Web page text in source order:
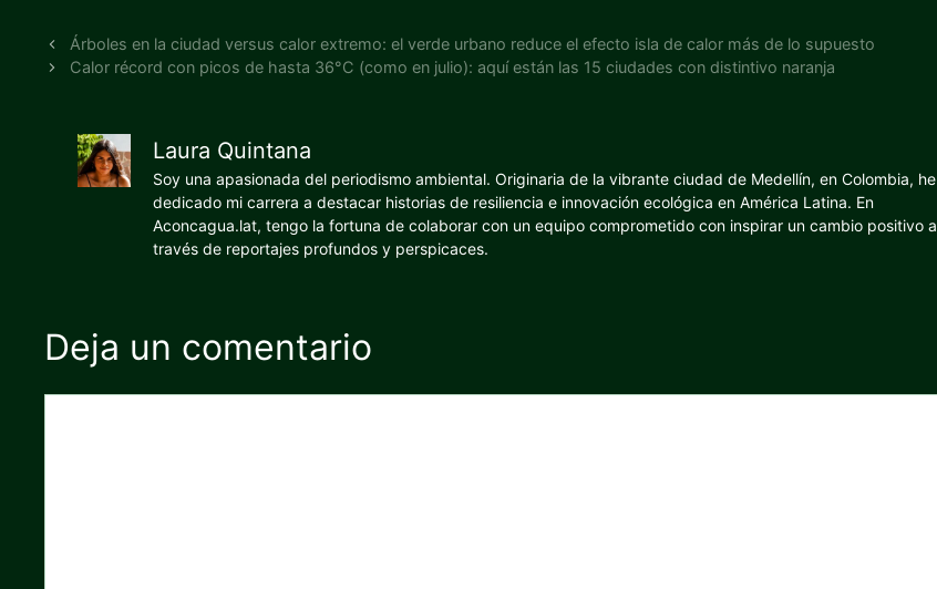
Árboles en la ciudad versus calor extremo: el verde urbano reduce el efecto isla de calor más de lo supuesto
Calor récord con picos de hasta 36°C (como en julio): aquí están las 15 ciudades con distintivo naranja
Laura Quintana
Soy una apasionada del periodismo ambiental. Originaria de la vibrante ciudad de Medellín, en Colombia, he
dedicado mi carrera a destacar historias de resiliencia e innovación ecológica en América Latina. En
Aconcagua.lat, tengo la fortuna de colaborar con un equipo comprometido con inspirar un cambio positivo a
través de reportajes profundos y perspicaces.
Deja un comentario